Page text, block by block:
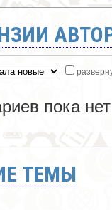
пока нет
ТЕМЫ